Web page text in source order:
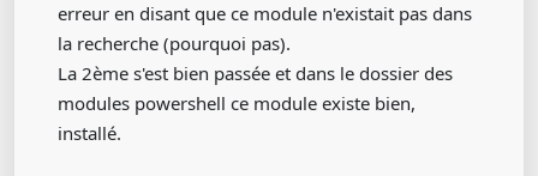
erreur en disant que ce module n'existait pas dans
la recherche (pourquoi pas).
La 2ème s'est bien passée et dans le dossier des
modules powershell ce module existe bien,
installé.